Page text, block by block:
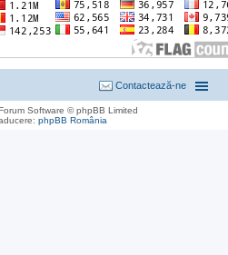
Contactează-ne
Software © phpBB Limited
phpBB România